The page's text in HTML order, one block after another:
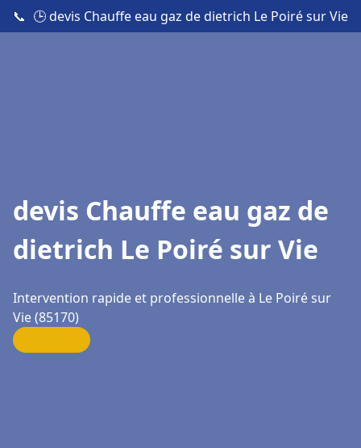
📞 🕒 devis Chauffe eau gaz de dietrich Le Poiré sur Vie
devis Chauffe eau gaz de
dietrich Le Poiré sur Vie
Intervention rapide et professionnelle à Le Poiré sur
Vie (85170)